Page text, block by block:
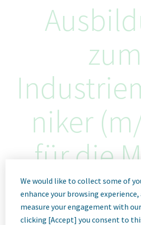
zum
niker
für die
Ulm, Germany
We would like to collect some of
enhance your browsing experience,
measure your engagement with
clicking [Accept] you consent to